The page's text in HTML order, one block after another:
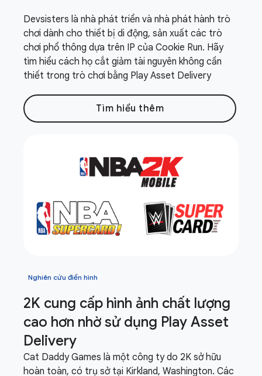
Devsisters là nhà phát triển và nhà phát hành trò
chơi dành cho thiết bị di động, sản xuất các trò
chơi phổ thông dựa trên IP của Cookie Run. Hãy
tìm hiểu cách họ cắt giảm tài nguyên không cần
thiết trong trò chơi bằng Play Asset Delivery
Tìm hiểu thêm
Nghiên cứu điển hình
2K cung cấp hình ảnh chất lượng
cao hơn nhờ sử dụng Play Asset
Delivery
Cat Daddy Games là một công ty do 2K sở hữu
hoàn toàn, có trụ sở tại Kirkland, Washington. Các